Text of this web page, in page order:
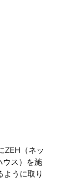
ZEH（ネッ
ウス）を施
ように取り